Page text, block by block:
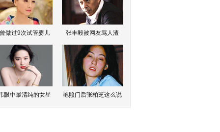
做过9次试管婴儿 张丰毅被网友骂人渣
眼中最清纯的女星 艳照门后张柏芝这么说